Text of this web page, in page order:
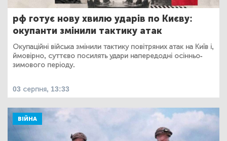
рф готує нову хвилю ударів по Києву:
окупанти змінили тактику атак
Окупаційні війська змінили тактику повітряних атак на Київ і,
ймовірно, суттєво посилять удари напередодні осінньо-
зимового періоду.
03 серпня, 13:33
ВІЙНА